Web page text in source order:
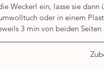
Weckerl ein, lasse sie
oder in einem
3 min von beiden Seiten